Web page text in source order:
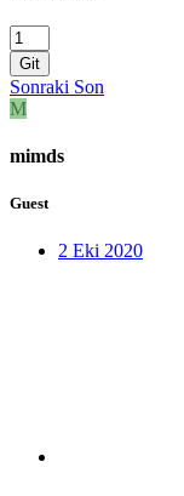
Git
Sonraki Son
M
mimds
Guest
2 Eki 2020